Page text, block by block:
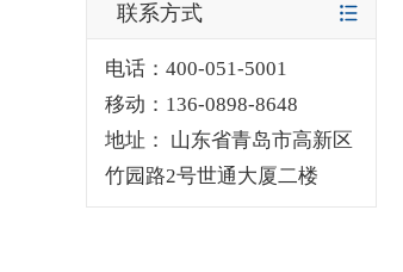
联系方式
电话：400-051-5001
移动：136-0898-8648
地址： 山东省青岛市高新区
竹园路2号世通大厦二楼